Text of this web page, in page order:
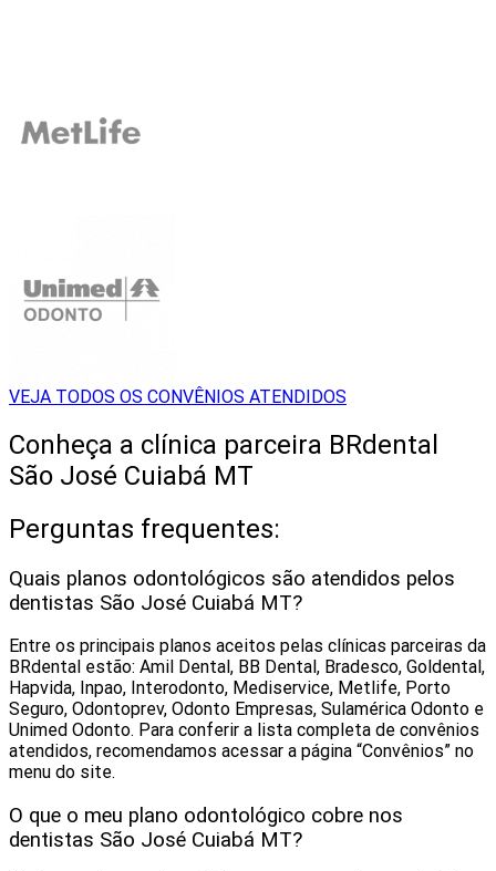
VEJA TODOS OS CONVÊNIOS ATENDIDOS
Conheça a clínica parceira BRdental
São José Cuiabá MT
Perguntas frequentes:
Quais planos odontológicos são atendidos pelos
dentistas São José Cuiabá MT?
Entre os principais planos aceitos pelas clínicas parceiras da
BRdental estão: Amil Dental, BB Dental, Bradesco, Goldental,
Hapvida, Inpao, Interodonto, Mediservice, Metlife, Porto
Seguro, Odontoprev, Odonto Empresas, Sulamérica Odonto e
Unimed Odonto. Para conferir a lista completa de convênios
atendidos, recomendamos acessar a página “Convênios” no
menu do site.
O que o meu plano odontológico cobre nos
dentistas São José Cuiabá MT?